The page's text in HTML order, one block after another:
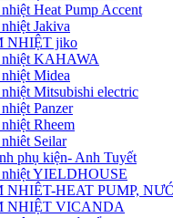
Heat Pump Accent
Jakiva
NHIỆT jiko
KAHAWA
Midea
Mitsubishi electric
Panzer
Rheem
Seilar
phụ kiện- Anh Tuyết
YIELDHOUSE
NHIÊT-HEAT PUMP,
NHIỆT VICANDA